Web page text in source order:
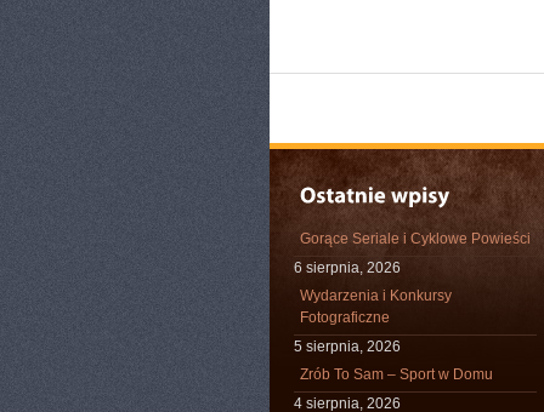
Gorące Seriale i Cyklowe Powieści
6 sierpnia, 2026
Wydarzenia i Konkursy
Fotograficzne
5 sierpnia, 2026
Zrób To Sam – Sport w Domu
4 sierpnia, 2026